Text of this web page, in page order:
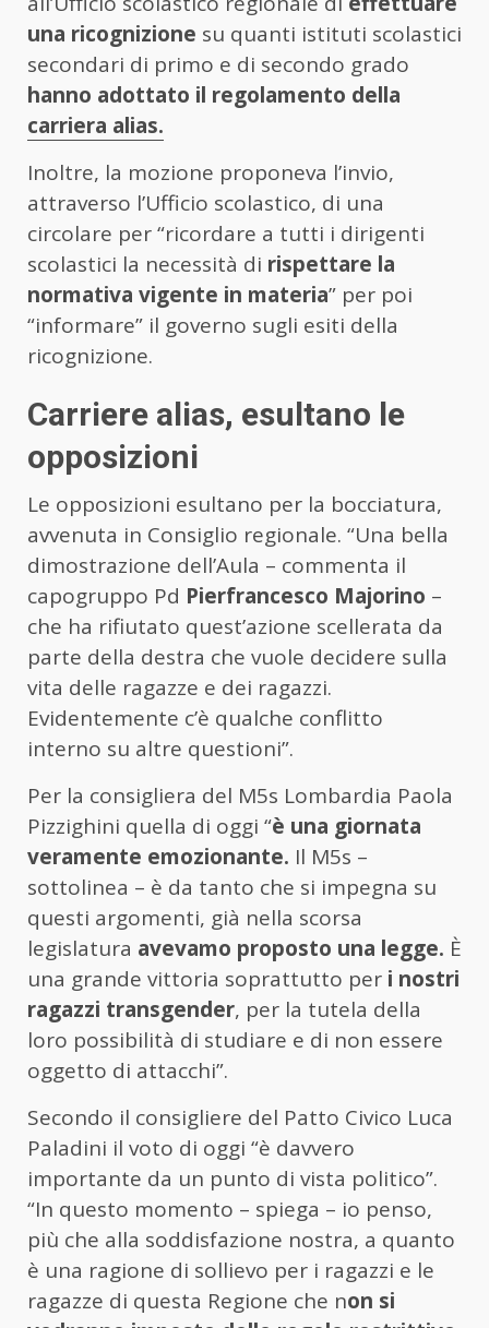
una ricognizione su quanti istituti scolastici
secondari di primo e di secondo grado
hanno adottato il regolamento della
carriera alias.
Inoltre, la mozione proponeva l’invio,
attraverso l’Ufficio scolastico, di una
circolare per “ricordare a tutti i dirigenti
scolastici la necessità di rispettare la
normativa vigente in materia” per poi
“informare” il governo sugli esiti della
ricognizione.
Carriere alias, esultano le
opposizioni
Le opposizioni esultano per la bocciatura,
avvenuta in Consiglio regionale. “Una bella
dimostrazione dell’Aula – commenta il
capogruppo Pd Pierfrancesco Majorino –
che ha rifiutato quest’azione scellerata da
parte della destra che vuole decidere sulla
vita delle ragazze e dei ragazzi.
Evidentemente c’è qualche conflitto
interno su altre questioni”.
Per la consigliera del M5s Lombardia Paola
Pizzighini quella di oggi “è una giornata
veramente emozionante. Il M5s –
sottolinea – è da tanto che si impegna su
questi argomenti, già nella scorsa
legislatura avevamo proposto una legge. È
una grande vittoria soprattutto per i nostri
ragazzi transgender, per la tutela della
loro possibilità di studiare e di non essere
oggetto di attacchi”.
Secondo il consigliere del Patto Civico Luca
Paladini il voto di oggi “è davvero
importante da un punto di vista politico”.
“In questo momento – spiega – io penso,
più che alla soddisfazione nostra, a quanto
è una ragione di sollievo per i ragazzi e le
ragazze di questa Regione che non si